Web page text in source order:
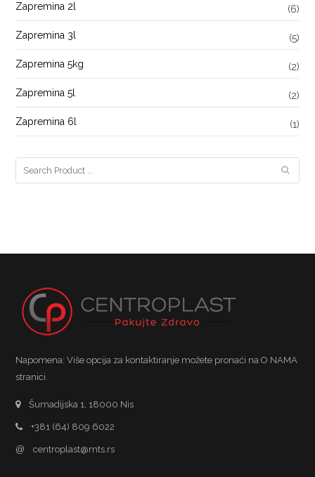
Zapremina 2l (6)
Zapremina 3l (5)
Zapremina 5kg (2)
Zapremina 5l (2)
Zapremina 6l (1)
Napomena: Više opcija za kontaktiranje možete pronaći na O NAMA
stranici.
Šumadijska 1, 18000 Nis
+381 (64) 809 6022
@ centroplast@mts.rs